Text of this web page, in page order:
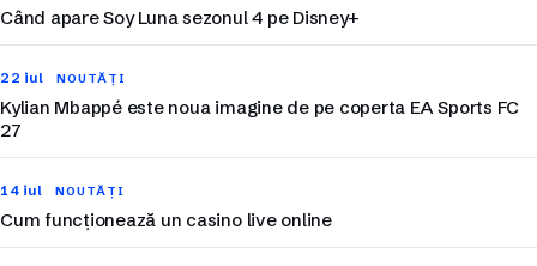
Când apare Soy Luna sezonul 4 pe Disney+
22 iul NOUTĂȚI
Kylian Mbappé este noua imagine de pe coperta EA Sports FC
27
14 iul NOUTĂȚI
Cum funcționează un casino live online